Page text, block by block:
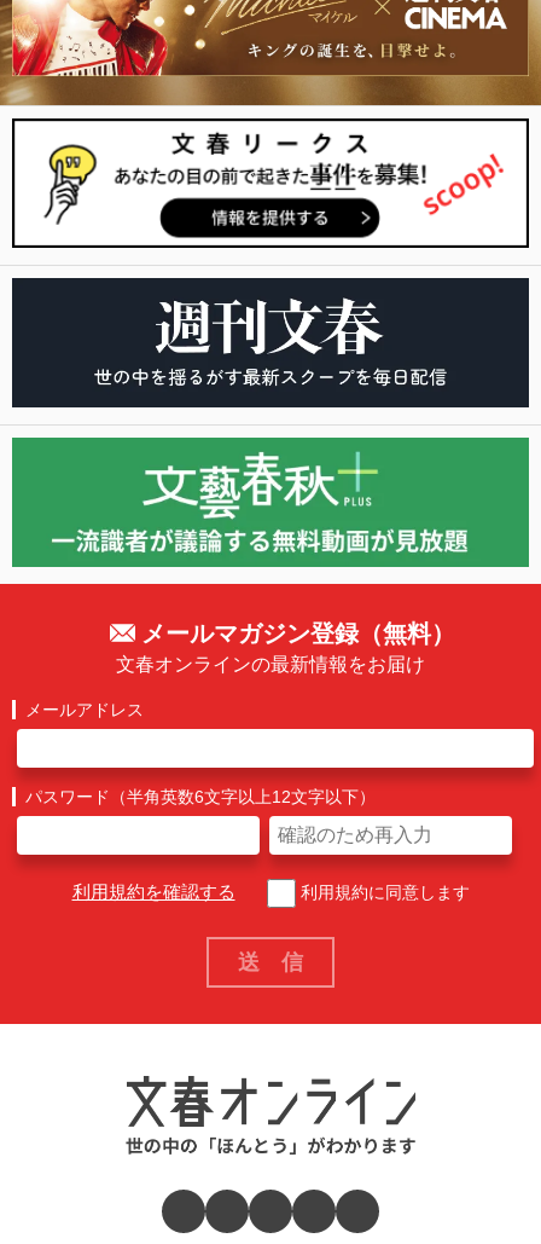
メールマガジン登録（無料）
文春オンラインの最新情報をお届け
メールアドレス
パスワード（半角英数6文字以上12文字以下）
利用規約を確認する 利用規約に同意します